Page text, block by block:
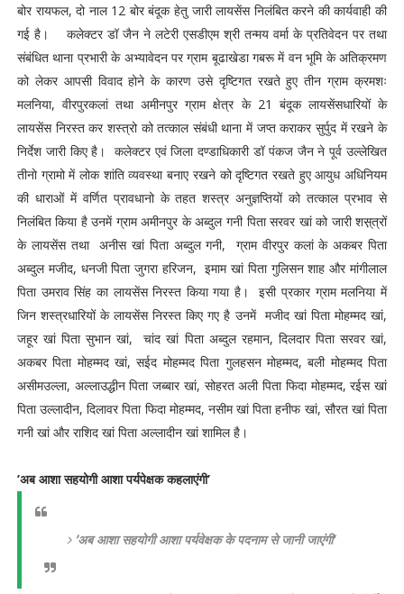
बोर रायफल, दो नाल 12 बोर बंदूक हेतु जारी लायसेंस निलंबित करने की कार्यवाही की
गई है। कलेक्टर डॉ जैन ने लटेरी एसडीएम श्री तन्मय वर्मा के प्रतिवेदन पर तथा
संबंधित थाना प्रभारी के अभ्यावेदन पर ग्राम बूढाखेडा गबरू में वन भूमि के अतिक्रमण
को लेकर आपसी विवाद होने के कारण उसे दृष्टिगत रखते हुए तीन ग्राम क्रमशः
मलनिया, वीरपुरकलां तथा अमीनपुर ग्राम क्षेत्र के 21 बंदूक लायसेंसधारियों के
लायसेंस निरस्त कर शस्त्रो को तत्काल संबंधी थाना में जप्त कराकर सुर्पुद में रखने के
निर्देश जारी किए है। कलेक्टर एवं जिला दण्डाधिकारी डॉ पंकज जैन ने पूर्व उल्लेखित
तीनो ग्रामो में लोक शांति व्यवस्था बनाए रखने को दृष्टिगत रखते हुए आयुध अधिनियम
की धाराओं में वर्णित प्रावधानो के तहत शस्त्र अनुज्ञप्तियों को तत्काल प्रभाव से
निलंबित किया है उनमें ग्राम अमीनपुर के अब्दुल गनी पिता सरवर खां को जारी शस़्त्रों
के लायसेंस तथा अनीस खां पिता अब्दुल गनी, ग्राम वीरपुर कलां के अकबर पिता
अब्दुल मजीद, धनजी पिता जुगरा हरिजन, इमाम खां पिता गुलिसन शाह और मांगीलाल
पिता उमराव सिंह का लायसेंस निरस्त किया गया है। इसी प्रकार ग्राम मलनिया में
जिन शस्त्रधारियों के लायसेंस निरस्त किए गए है उनमें मजीद खां पिता मोहम्मद खां,
जहूर खां पिता सुभान खां, चांद खां पिता अब्दुल रहमान, दिलदार पिता सरवर खां,
अकबर पिता मोहम्मद खां, सईद मोहम्मद पिता गुलहसन मोहम्मद, बली मोहम्मद पिता
असीमउल्ला, अल्लाउद्धीन पिता जब्बार खां, सोहरत अली पिता फिदा मोहम्मद, रईस खां
पिता उल्लादीन, दिलावर पिता फिदा मोहम्मद, नसीम खां पिता हनीफ खां, सौरत खां पिता
गनी खां और राशिद खां पिता अल्लादीन खां शामिल है।
’अब आशा सहयोगी आशा पर्यपेक्षक कहलाएंगी’
’अब आशा सहयोगी आशा पर्यवेक्षक के पदनाम से जानी जाएंगी’